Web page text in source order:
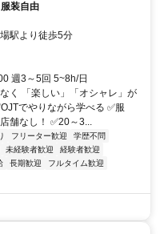
装自由
駅より徒歩5分
週3～5回 5~8h/日
く 「楽しい」「オシャレ」が
でやりながら学べる ✅服
舗なし！ ✅20～3...
フリーター歓迎
学歴不問
未経験者歓迎
経験者歓迎
長期歓迎
フルタイム歓迎